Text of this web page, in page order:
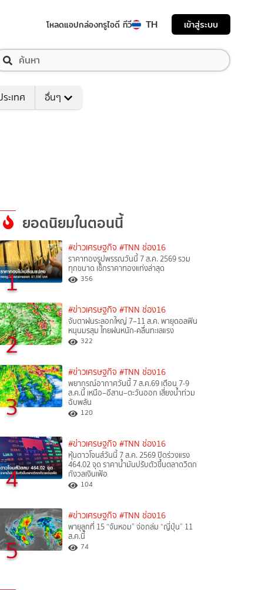
โหลดแอปกล่องทรูไอดี ทีวี TH เข้าสู่ระบบ
ะเทศ อื่นๆ
ยอดนิยมในตอนนี้
1
#ข่าวเศรษฐกิจ #TNN ช่อง16
ราคาทองรูปพรรณวันนี้ 7 ส.ค. 2569 รวม
ทุกขนาด เช็กราคาทองแท่งล่าสุด
356
2
#ข่าวเศรษฐกิจ #TNN ช่อง16
จับตาฝนระลอกใหญ่ 7–11 ส.ค. พายุดอลฟิน
หนุนมรสุม ไทยฝนหนัก-คลื่นทะเลแรง
322
3
#ข่าวเศรษฐกิจ #TNN ช่อง16
พยากรณ์อากาศวันนี้ 7 ส.ค.69 เตือน 7-9
ส.ค.นี้ เหนือ–อีสาน–ตะวันออก เสี่ยงน้ำท่วม
ฉับพลัน
120
4
#ข่าวเศรษฐกิจ #TNN ช่อง16
หุ้นดาวโจนส์วันนี้ 7 ส.ค. 2569 ปิดร่วงแรง
464.02 จุด ราคาน้ำมันปรับตัวขึ้นตลาดวิตก
กังวลเงินเฟ้อ
104
5
#ข่าวเศรษฐกิจ #TNN ช่อง16
พายุลูกที่ 15 “จันหอม” จ่อถล่ม “ญี่ปุ่น” 11
ส.ค.นี้
74